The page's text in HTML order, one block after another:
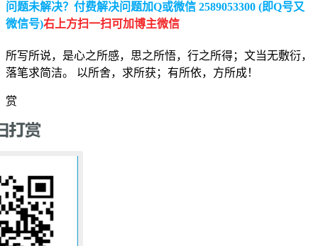
问题未解决？付费解决问题加Q或微信 2589053300 (即Q号又
微信号)右上方扫一扫可加博主微信
所写所说，是心之所感，思之所悟，行之所得；文当无敷衍，
落笔求简洁。 以所舍，求所获；有所依，方所成！
赏